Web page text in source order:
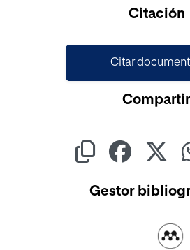
Citación
Citar
Compartir
Gestor